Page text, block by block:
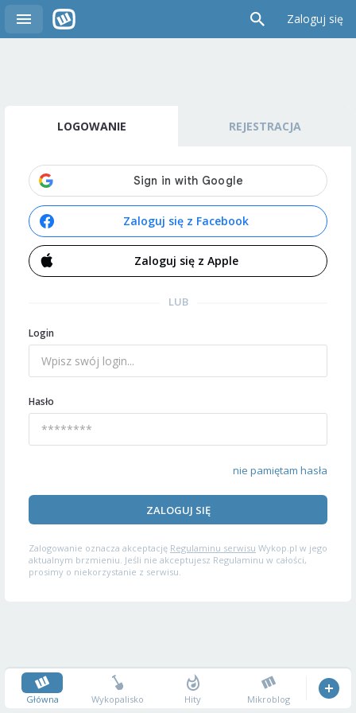
Zaloguj się
LOGOWANIE REJESTRACJA
Zaloguj się z Facebook
Zaloguj się z Apple
LUB
Login
Hasło
nie pamiętam hasła
ZALOGUJ SIĘ
Zalogowanie oznacza akceptację Regulaminu serwisu Wykop.pl w jego
aktualnym brzmieniu. Jeśli nie akceptujesz Regulaminu w całości,
prosimy o niekorzystanie z serwisu.
Główna Wykopalisko Hity Mikroblog